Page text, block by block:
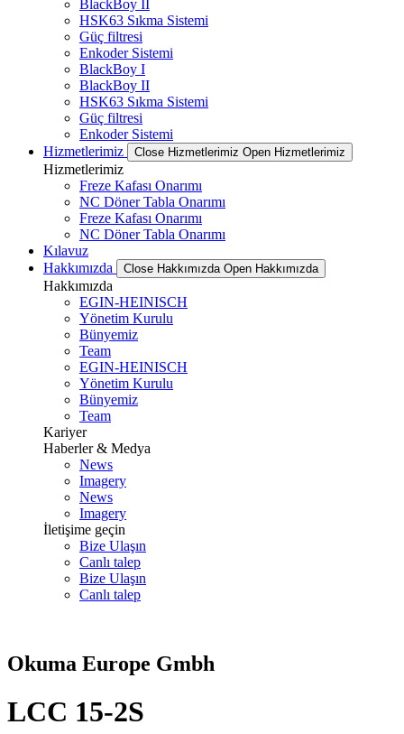
BlackBoy II
HSK63 Sıkma Sistemi
Güç filtresi
Enkoder Sistemi
BlackBoy I
BlackBoy II
HSK63 Sıkma Sistemi
Güç filtresi
Enkoder Sistemi
Hizmetlerimiz
Close Hizmetlerimiz Open Hizmetlerimiz
Hizmetlerimiz
Freze Kafası Onarımı
NC Döner Tabla Onarımı
Freze Kafası Onarımı
NC Döner Tabla Onarımı
Kılavuz
Hakkımızda
Close Hakkımızda Open Hakkımızda
Hakkımızda
EGIN-HEINISCH
Yönetim Kurulu
Bünyemiz
Team
EGIN-HEINISCH
Yönetim Kurulu
Bünyemiz
Team
Kariyer
Haberler & Medya
News
Imagery
News
Imagery
İletişime geçin
Bize Ulaşın
Canlı talep
Bize Ulaşın
Canlı talep
Okuma Europe Gmbh
LCC 15-2S